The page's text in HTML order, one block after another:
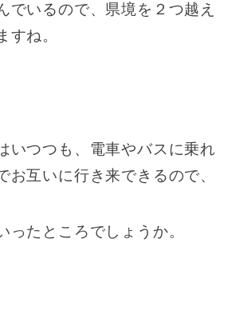
でいるので、県境を２つ越え
すね。
いつつも、電車やバスに乗れ
お互いに行き来できるので、
ったところでしょうか。